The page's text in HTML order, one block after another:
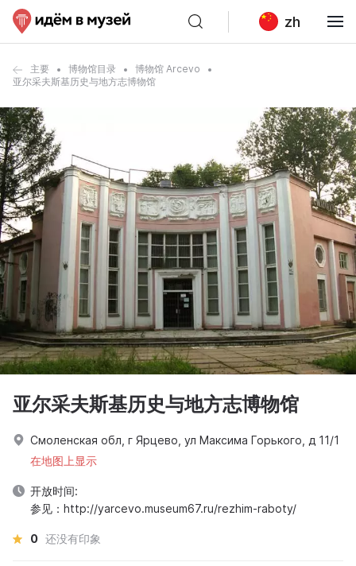
zh
主要 博物馆目录
博物馆 Arcevo
亚尔采夫斯基历史与地方志博物馆
亚尔采夫斯基历史与地方志博物馆
Смоленская обл, г Ярцево, ул Максима Горького, д 11/1
在地图上显示
开放时间:
参见：http://yarcevo.museum67.ru/rezhim-raboty/
0 还没有印象